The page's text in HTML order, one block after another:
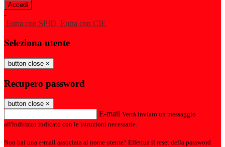
-
Entra con SPID Entra con CIE
Seleziona utente
button close ×
Recupero password
button close ×
E-mail Verrà inviato un messaggio
all'indirizzo indicato con le istruzioni necessarie.
Non hai una e-mail associata al nome utente? Effettua il reset della password